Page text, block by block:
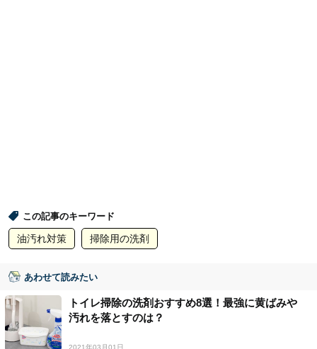
この記事のキーワード
油汚れ対策 掃除用の洗剤
あわせて読みたい
トイレ掃除の洗剤おすすめ8選！最強に黄ばみや
汚れを落とすのは？
2021年03月01日